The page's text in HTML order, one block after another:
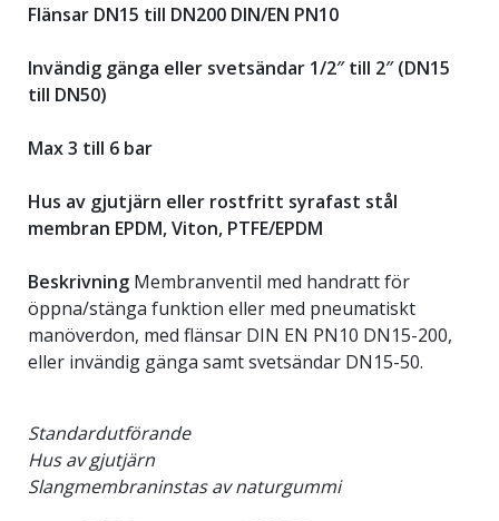
Flänsar DN15 till DN200 DIN/EN PN10
Invändig gänga eller svetsändar 1/2″ till 2″ (DN15
till DN50)
Max 3 till 6 bar
Hus av gjutjärn eller rostfritt syrafast stål
membran EPDM, Viton, PTFE/EPDM
Beskrivning Membranventil med handratt för
öppna/stänga funktion eller med pneumatiskt
manöverdon, med flänsar DIN EN PN10 DN15-200,
eller invändig gänga samt svetsändar DN15-50.
Standardutförande
Hus av gjutjärn
Slangmembraninstas av naturgummi